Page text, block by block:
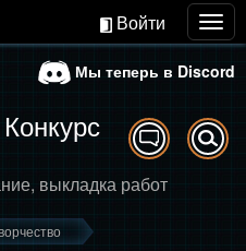
Войти
Мы теперь в Discord
выкладка работ